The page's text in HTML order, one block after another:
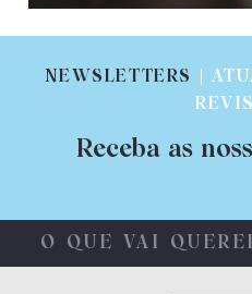
NEWSLETTERS
|
Receba as
O QUE VAI